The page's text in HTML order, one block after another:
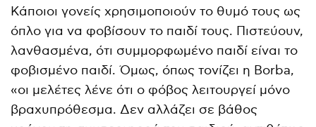
Κάποιοι γονείς χρησιμοποιούν το θυμό τους ως
όπλο για να φοβίσουν το παιδί τους. Πιστεύουν,
λανθασμένα, ότι συμμορφωμένο παιδί είναι το
φοβισμένο παιδί. Όμως, όπως τονίζει η Borba,
«οι μελέτες λένε ότι ο φόβος λειτουργεί μόνο
βραχυπρόθεσμα. Δεν αλλάζει σε βάθος